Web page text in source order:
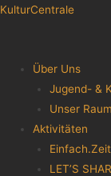
KulturCentrale
Menu
Über Uns
Jugend- &
Unser Raum
Aktivitäten
LET’S